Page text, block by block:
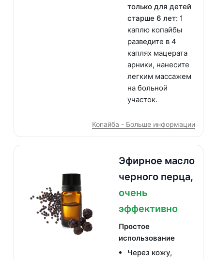
только для детей
старше 6 лет: 1
каплю копайбы
разведите в 4
каплях мацерата
арники, нанесите
легким массажем
на больной
участок.
Копайба - Больше информации
Эфирное масло
черного перца,
очень
эффективно
Простое
использование
Через кожу,